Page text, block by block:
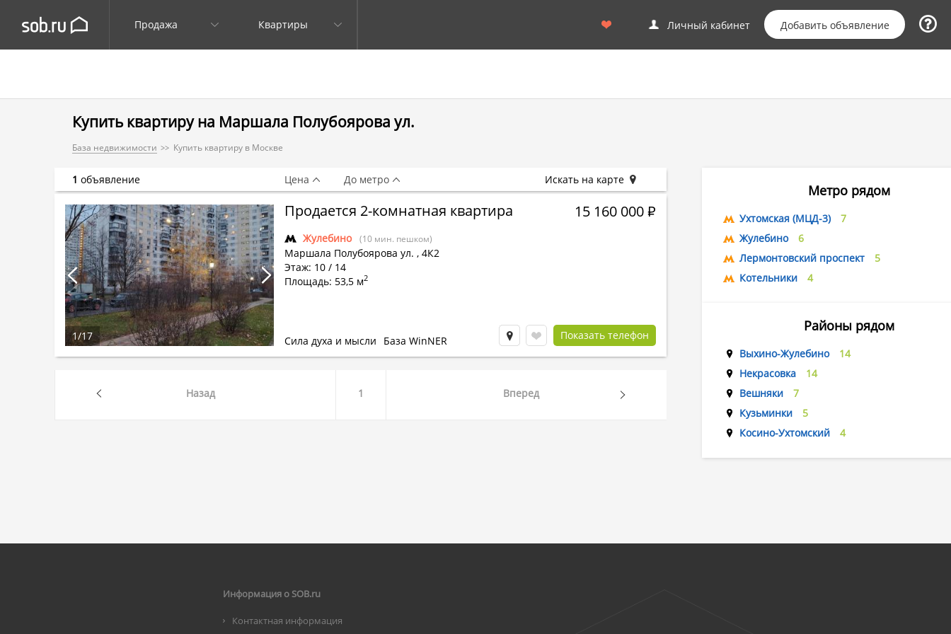
Продажа Квартиры Личный кабинет Добавить объявление
Купить квартиру на Маршала Полубоярова ул.
База недвижимости Купить квартиру в Москве
Продается 2-комнатная квартира
Жулебино (10 мин. пешком)
Маршала Полубоярова ул. , 4К2
Этаж: 10 / 14
Площадь: 53,5 м2
15 160 000Р
Сила духа и мысли База WinNER Показать телефон
1/17
1 объявление Цена До метро Искать на карте
Метро рядом
Ухтомская (МЦД-3)
7
Жулебино
6
Лермонтовский проспект
5
Котельники
4
Районы рядом
Выхино-Жулебино
14
Некрасовка
14
Вешняки
7
Кузьминки
5
Косино-Ухтомский
4
Назад 1 Вперед
Информация о SOB.ru
Контактная информация